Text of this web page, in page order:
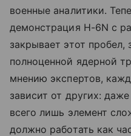
военные аналитики.
демонстрация H-6N с
закрывает этот
полноценной ядерной
мнению экспертов,
зависит от других:
всего лишь элемент
должно работать как